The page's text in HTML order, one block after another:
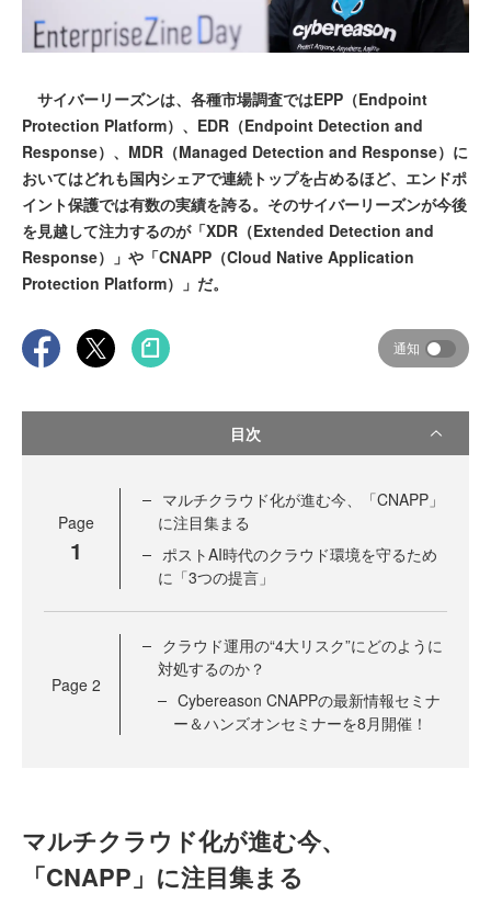
サイバーリーズンは、各種市場調査ではEPP（Endpoint
Protection Platform）、EDR（Endpoint Detection and
Response）、MDR（Managed Detection and Response）に
おいてはどれも国内シェアで連続トップを占めるほど、エンドポ
イント保護では有数の実績を誇る。そのサイバーリーズンが今後
を見越して注力するのが「XDR（Extended Detection and
Response）」や「CNAPP（Cloud Native Application
Protection Platform）」だ。
通知
目次
Page
1
マルチクラウド化が進む今、「CNAPP」
に注目集まる
ポストAI時代のクラウド環境を守るため
に「3つの提言」
Page 2
クラウド運用の“4大リスク”にどのように
対処するのか？
Cybereason CNAPPの最新情報セミナ
ー＆ハンズオンセミナーを8月開催！
マルチクラウド化が進む今、
「CNAPP」に注目集まる